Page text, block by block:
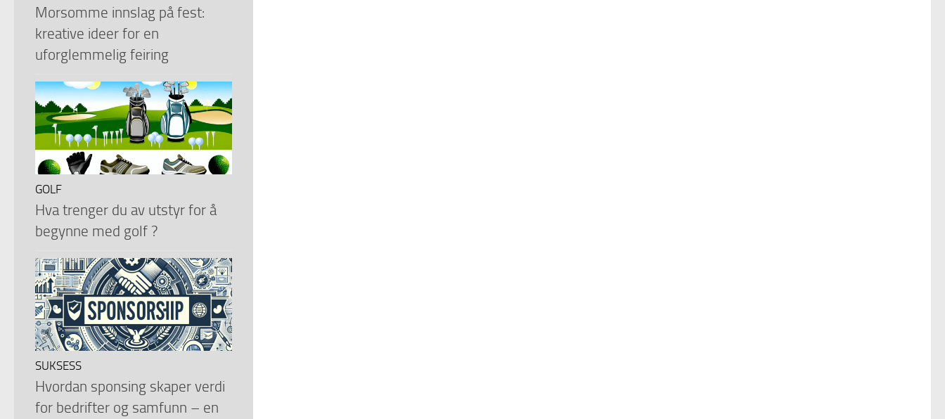
Morsomme innslag på fest:
kreative ideer for en
uforglemmelig feiring
GOLF
Hva trenger du av utstyr for å
begynne med golf ?
SUKSESS
Hvordan sponsing skaper verdi
for bedrifter og samfunn – en